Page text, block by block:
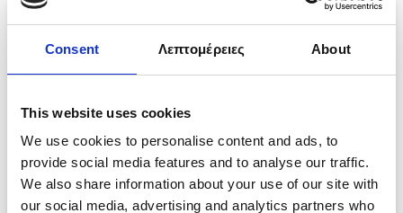
Consent Λεπτομέρειες About
This website uses cookies
We use cookies to personalise content and ads, to
provide social media features and to analyse our traffic.
We also share information about your use of our site with
our social media, advertising and analytics partners who
Sale! Sale!
DAYBREAKER 1/2 ZIP FLEECE